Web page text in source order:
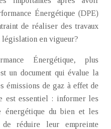
Énergétique (DPE)
de réaliser des travaux
législation en vigueur?
Énergétique, plus
un document qui évalue la
émissions de gaz à effet de
est essentiel : informer les
énergétique du bien et les
réduire leur empreinte